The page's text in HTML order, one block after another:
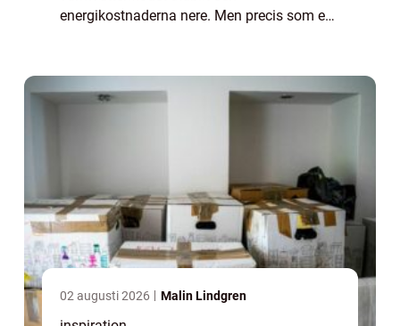
energikostnaderna nere. Men precis som en
02 augusti 2026 Malin Lindgren